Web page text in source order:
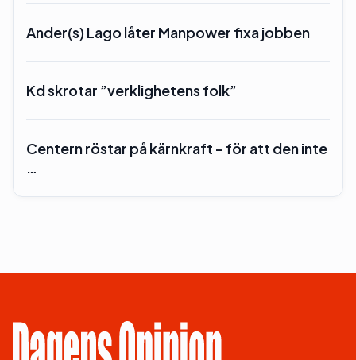
Ander(s) Lago låter Manpower fixa jobben
Kd skrotar ”verklighetens folk”
Centern röstar på kärnkraft – för att den inte
…